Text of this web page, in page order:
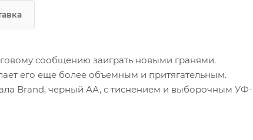
сообщению заиграть новыми гранями.
его еще более объемным и притягательным.
Brand, черный АА, с тиснением и выборочным УФ-